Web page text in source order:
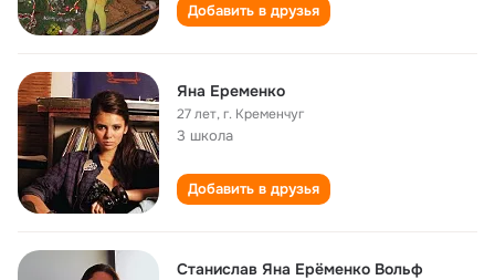
Добавить в друзья
Яна Еременко
27 лет,г. Кременчуг
3 школа
Добавить в друзья
Станислав Яна Ерёменко Вольф